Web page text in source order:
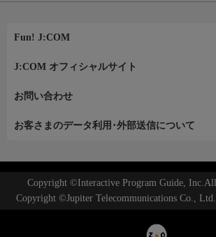
Fun! J:COM
J:COM オフィシャルサイト
お問い合わせ
お客さまのデータ利用･外部送信について
Copyright ©Interactive Program Guide, Inc.All
Copyright ©Jupiter Telecommunications Co.,